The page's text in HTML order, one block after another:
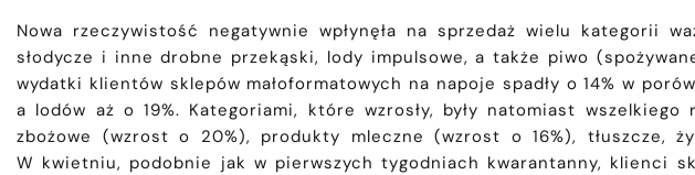
Nowa rzeczywistość negatywnie wpłynęła na sprzedaż wielu kategorii
słodycze i inne drobne przekąski, lody impulsowe, a także piwo
wydatki klientów sklepów małoformatowych na napoje spadły o 14% w
a lodów aż o 19%. Kategoriami, które wzrosły, były natomiast
zbożowe (wzrost o 20%), produkty mleczne (wzrost o 16%), tłuszcze,
W kwietniu, podobnie jak w pierwszych tygodniach kwarantanny, klienci